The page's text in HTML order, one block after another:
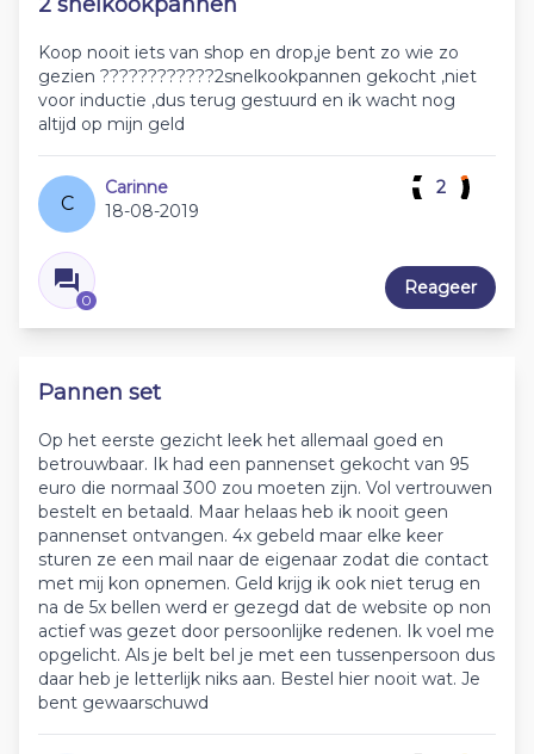
Koop nooit iets van shop en drop,je bent zo wie zo
gezien ????????????2snelkookpannen gekocht ,niet
voor inductie ,dus terug gestuurd en ik wacht nog
altijd op mijn geld
C
Carinne
18-08-2019
0
2
Reageer
Pannen set
Op het eerste gezicht leek het allemaal goed en
betrouwbaar. Ik had een pannenset gekocht van 95
euro die normaal 300 zou moeten zijn. Vol vertrouwen
bestelt en betaald. Maar helaas heb ik nooit geen
pannenset ontvangen. 4x gebeld maar elke keer
sturen ze een mail naar de eigenaar zodat die contact
met mij kon opnemen. Geld krijg ik ook niet terug en
na de 5x bellen werd er gezegd dat de website op non
actief was gezet door persoonlijke redenen. Ik voel me
opgelicht. Als je belt bel je met een tussenpersoon dus
daar heb je letterlijk niks aan. Bestel hier nooit wat. Je
bent gewaarschuwd